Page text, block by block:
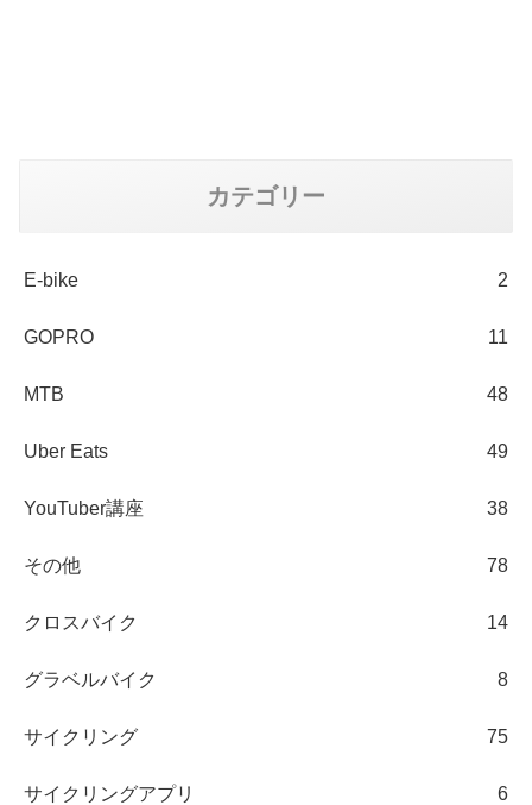
カテゴリー
E-bike 2
GOPRO 11
MTB 48
Uber Eats 49
YouTuber講座 38
その他 78
クロスバイク 14
グラベルバイク 8
サイクリング 75
サイクリングアプリ 6